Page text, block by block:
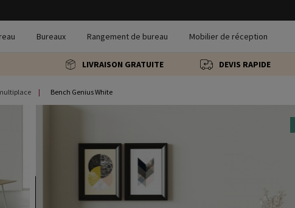
Bureaux Rangement de bureau Mobilier de réception
LIVRAISON GRATUITE DEVIS RAPIDE
Bench Genius White